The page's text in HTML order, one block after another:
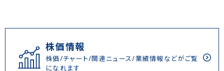
株価情報
株価/チャート/関連ニュース/業績情報などがご覧
になれます